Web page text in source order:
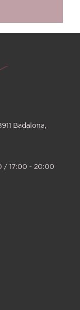
Badalona,
/ 17:00 - 20:00